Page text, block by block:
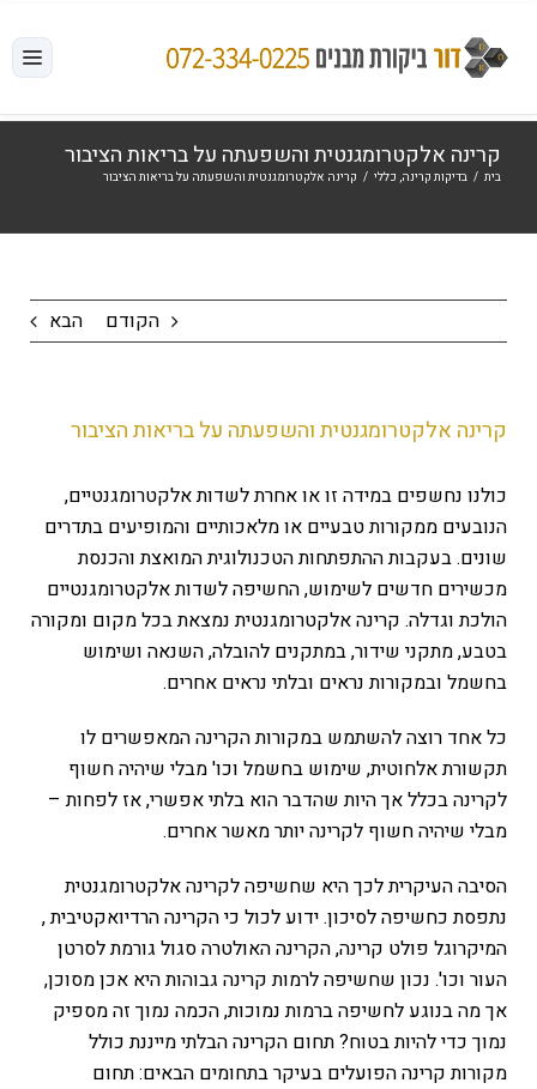
לתוכן
קרינה אלקטרומגנטית והשפעתה על בריאות הציבור
בית / בדיקות קרינה, כללי / קרינה אלקטרומגנטית והשפעתה על בריאות הציבור
הקודם הבא
קרינה אלקטרומגנטית והשפעתה על בריאות הציבור
כולנו נחשפים במידה זו או אחרת לשדות אלקטרומגנטיים,
הנובעים ממקורות טבעיים או מלאכותיים והמופיעים בתדרים
שונים. בעקבות ההתפתחות הטכנולוגית המואצת והכנסת
מכשירים חדשים לשימוש, החשיפה לשדות אלקטרומגנטיים
הולכת וגדלה. קרינה אלקטרומגנטית נמצאת בכל מקום ומקורה
בטבע, מתקני שידור, במתקנים להובלה, השנאה ושימוש
בחשמל ובמקורות נראים ובלתי נראים אחרים.
כל אחד רוצה להשתמש במקורות הקרינה המאפשרים לו
תקשורת אלחוטית, שימוש בחשמל וכו' מבלי שיהיה חשוף
לקרינה בכלל אך היות שהדבר הוא בלתי אפשרי, אז לפחות –
מבלי שיהיה חשוף לקרינה יותר מאשר אחרים.
הסיבה העיקרית לכך היא שחשיפה לקרינה אלקטרומגנטית
נתפסת כחשיפה לסיכון. ידוע לכול כי הקרינה הרדיואקטיבית ,
המיקרוגל פולט קרינה, הקרינה האולטרה סגול גורמת לסרטן
העור וכו'. נכון שחשיפה לרמות קרינה גבוהות היא אכן מסוכן,
אך מה בנוגע לחשיפה ברמות נמוכות, הכמה נמוך זה מספיק
נמוך כדי להיות בטוח? תחום הקרינה הבלתי מייננת כולל
מקורות קרינה הפועלים בעיקר בתחומים הבאים: תחום